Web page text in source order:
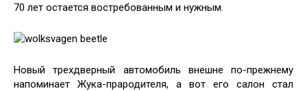
70 лет остается востребованным и нужным.
Новый трехдверный автомобиль внешне по-прежнему
напоминает Жука-прародителя, а вот его салон стал